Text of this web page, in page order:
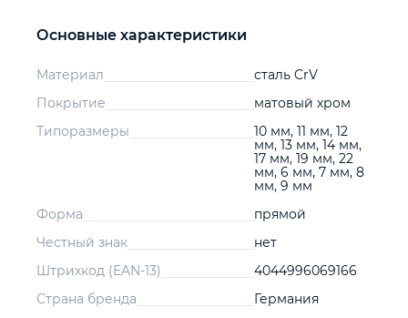
Основные характеристики
Материал
сталь CrV
Покрытие
матовый хром
Типоразмеры
10 мм, 11 мм, 12
мм, 13 мм, 14 мм,
17 мм, 19 мм, 22
мм, 6 мм, 7 мм, 8
мм, 9 мм
Форма
прямой
Честный знак
нет
Штрихкод (EAN-13)
4044996069166
Страна бренда
Германия